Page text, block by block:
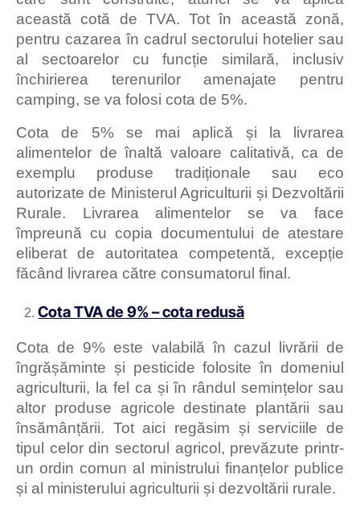
această cotă de TVA. Tot în această zonă,
pentru cazarea în cadrul sectorului hotelier sau
al sectoarelor cu funcție similară, inclusiv
închirierea terenurilor amenajate pentru
camping, se va folosi cota de 5%.
Cota de 5% se mai aplică și la livrarea
alimentelor de înaltă valoare calitativă, ca de
exemplu produse tradiționale sau eco
autorizate de Ministerul Agriculturii și Dezvoltării
Rurale. Livrarea alimentelor se va face
împreună cu copia documentului de atestare
eliberat de autoritatea competentă, excepție
făcând livrarea către consumatorul final.
Cota TVA de 9% – cota redusă
Cota de 9% este valabilă în cazul livrării de
îngrășăminte și pesticide folosite în domeniul
agriculturii, la fel ca și în rândul semințelor sau
altor produse agricole destinate plantării sau
însămânțării. Tot aici regăsim și serviciile de
tipul celor din sectorul agricol, prevăzute printr-
un ordin comun al ministrului finanțelor publice
și al ministerului agriculturii și dezvoltării rurale.